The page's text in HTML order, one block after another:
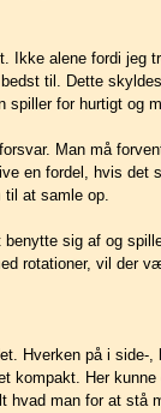
Ikke alene fordi jeg
til. Dette
for hurtigt og
Man må
en fordel, hvis
til at samle op.
sig af og
rotationer, vil der
Hverken på i side-,
kompakt. Her
man for at stå